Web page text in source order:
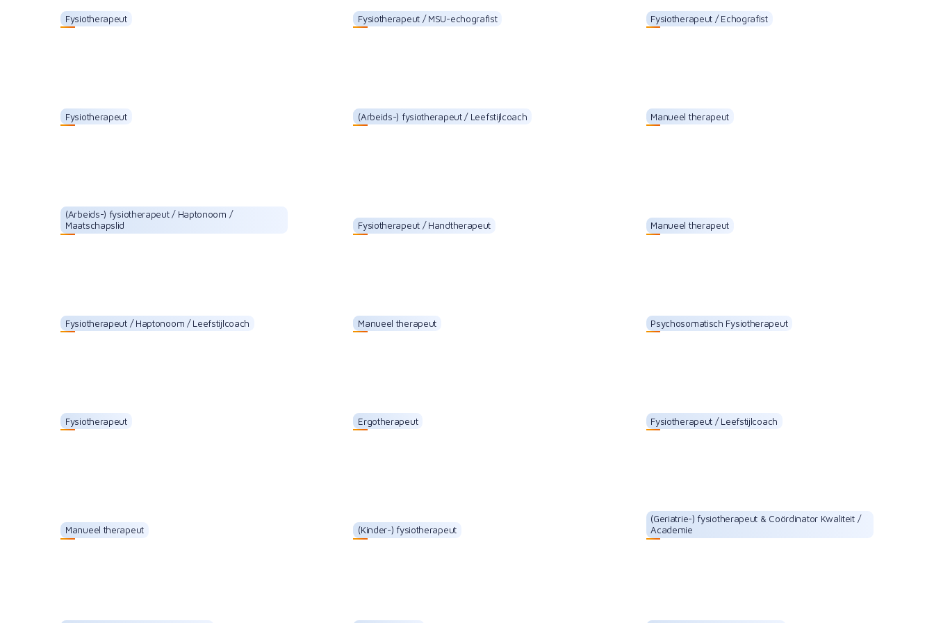
Fysiotherapeut Fysiotherapeut / MSU-echografist Fysiotherapeut / Echografist
Fysiotherapeut (Arbeids-) fysiotherapeut / Leefstijlcoach Manueel therapeut
(Arbeids-) fysiotherapeut / Haptonoom /
Maatschapslid
Fysiotherapeut / Handtherapeut Manueel therapeut
Fysiotherapeut / Haptonoom / Leefstijlcoach Manueel therapeut Psychosomatisch Fysiotherapeut
Fysiotherapeut Ergotherapeut Fysiotherapeut / Leefstijlcoach
Manueel therapeut (Kinder-) fysiotherapeut
(Geriatrie-) fysiotherapeut & Coördinator Kwaliteit /
Academie